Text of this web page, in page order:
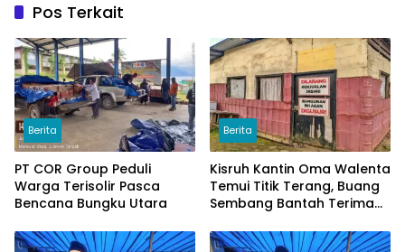
Pos Terkait
Berita
PT COR Group Peduli
Warga Terisolir Pasca
Bencana Bungku Utara
Berita
Kisruh Kantin Oma Walenta
Temui Titik Terang, Buang
Sembang Bantah Terima